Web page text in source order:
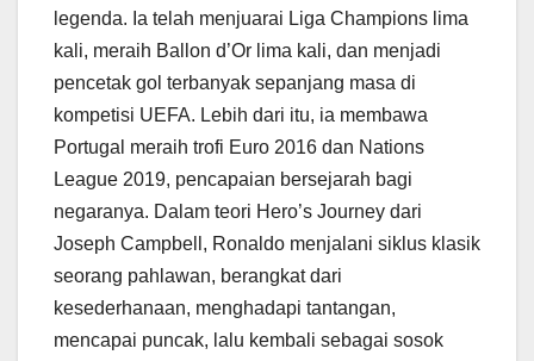
legenda. Ia telah menjuarai Liga Champions lima
kali, meraih Ballon d’Or lima kali, dan menjadi
pencetak gol terbanyak sepanjang masa di
kompetisi UEFA. Lebih dari itu, ia membawa
Portugal meraih trofi Euro 2016 dan Nations
League 2019, pencapaian bersejarah bagi
negaranya. Dalam teori Hero’s Journey dari
Joseph Campbell, Ronaldo menjalani siklus klasik
seorang pahlawan, berangkat dari
kesederhanaan, menghadapi tantangan,
mencapai puncak, lalu kembali sebagai sosok